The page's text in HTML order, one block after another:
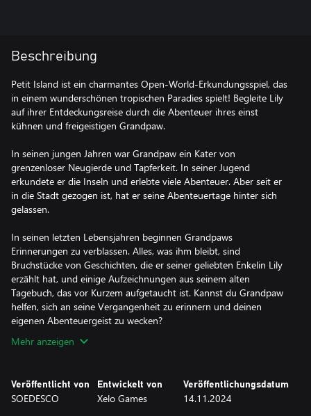
Beschreibung
Petit Island ist ein charmantes Open-World-Erkundungsspiel, das
in einem wunderschönen tropischen Paradies spielt! Begleite Lily
auf ihrer Entdeckungsreise durch die Abenteuer ihres einst
kühnen und freigeistigen Grandpaw.
In seinen jungen Jahren war Grandpaw ein Kater von
grenzenloser Neugierde und Tapferkeit. In seiner Jugend
erkundete er die Inseln und erlebte viele Abenteuer. Aber seit er
in die Stadt gezogen ist, hat er seine Abenteuertage hinter sich
gelassen.
In seinen letzten Lebensjahren beginnen Grandpaws
Erinnerungen zu verblassen. Alles, was ihm bleibt, sind
Bruchstücke von Geschichten, die er seiner geliebten Enkelin Lily
erzählt hat, und einige Aufzeichnungen aus seinem alten
Tagebuch, das vor Kurzem aufgetaucht ist. Kannst du Grandpaw
helfen, sich an seine Vergangenheit zu erinnern und deinen
eigenen Abenteuergeist zu wecken?
Mehr anzeigen
Veröffentlicht von
SOEDESCO
Entwickelt von
Xelo Games
Veröffentlichungsdatum
14.11.2024